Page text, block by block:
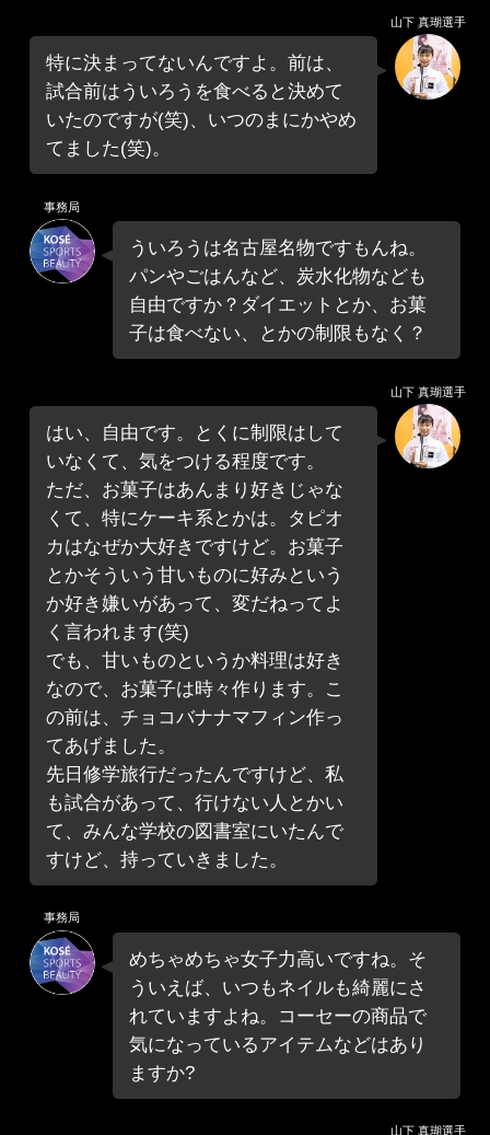
特に決まってないんですよ。前は、
試合前はういろうを食べると決めて
いたのですが(笑)、いつのまにかやめ
てました(笑)。
山下 真瑚選手
事務局
ういろうは名古屋名物ですもんね。
パンやごはんなど、炭水化物なども
自由ですか？ダイエットとか、お菓
子は食べない、とかの制限もなく？
はい、自由です。とくに制限はして
いなくて、気をつける程度です。
ただ、お菓子はあんまり好きじゃな
くて、特にケーキ系とかは。タピオ
カはなぜか大好きですけど。お菓子
とかそういう甘いものに好みという
か好き嫌いがあって、変だねってよ
く言われます(笑)
でも、甘いものというか料理は好き
なので、お菓子は時々作ります。こ
の前は、チョコバナナマフィン作っ
てあげました。
先日修学旅行だったんですけど、私
も試合があって、行けない人とかい
て、みんな学校の図書室にいたんで
すけど、持っていきました。
山下 真瑚選手
事務局
めちゃめちゃ女子力高いですね。そ
ういえば、いつもネイルも綺麗にさ
れていますよね。コーセーの商品で
気になっているアイテムなどはあり
ますか?
山下 真瑚選手